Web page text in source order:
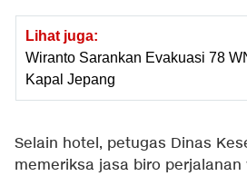
Lihat juga:
Wiranto Sarankan Evakuasi 78
Kapal Jepang
Selain hotel, petugas Dinas
memeriksa jasa biro